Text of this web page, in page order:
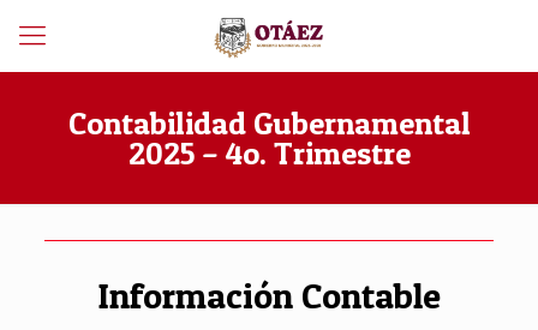
Contabilidad Gubernamental
2025 – 4o. Trimestre
Información Contable